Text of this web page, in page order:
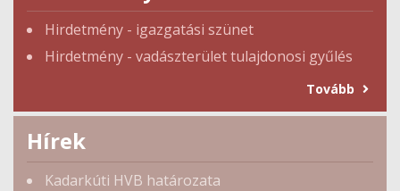
Hirdetmény - igazgatási szünet
Hirdetmény - vadászterület tulajdonosi gyűlés
Tovább
Hírek
Kadarkúti HVB határozata